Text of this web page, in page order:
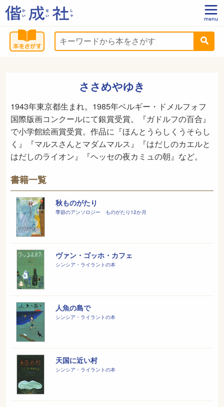
ささめやゆき
1943年東京都生まれ。1985年ベルギー・ドメルフォフ
国際版画コンクールにて銀賞受賞。『ガドルフの百合』
で小学館絵画賞受賞。作品に『ほんとうらしくうそらし
く』『マルスさんとマダムマルス』『はだしのカエルと
はだしのライオン』『ヘッセの夜カミュの朝』など。
書籍一覧
秋ものがたり
季節のアンソロジー ものがたり12か月
ヴァン・ゴッホ・カフェ
シンシア・ライラントの本
人魚の島で
シンシア・ライラントの本
天国に近い村
シンシア・ライラントの本